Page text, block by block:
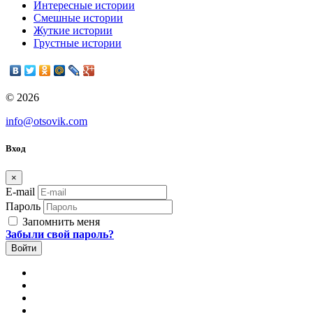
Интересные истории
Смешные истории
Жуткие истории
Грустные истории
© 2026
info@otsovik.com
Вход
×
E-mail
Пароль
Запомнить меня
Забыли свой пароль?